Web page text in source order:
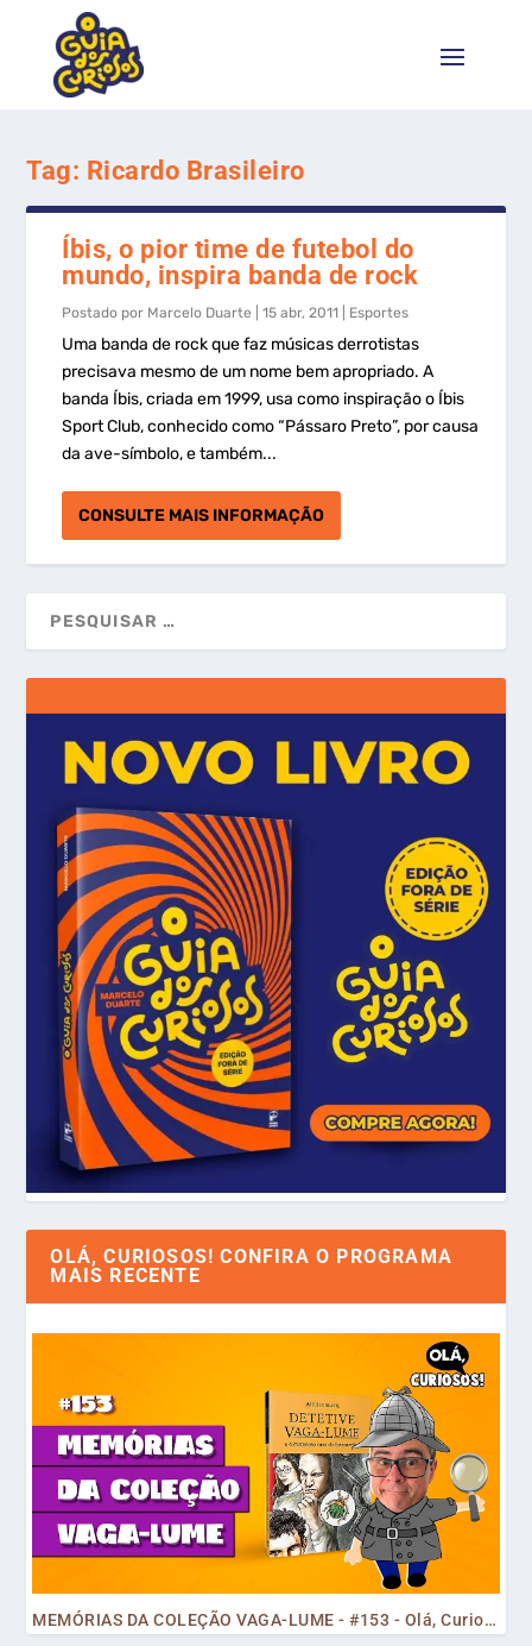
Tag: Ricardo Brasileiro
Íbis, o pior time de futebol do
mundo, inspira banda de rock
Postado por Marcelo Duarte |15 abr, 2011 Esportes
Uma banda de rock que faz músicas derrotistas
precisava mesmo de um nome bem apropriado. A
banda Íbis, criada em 1999, usa como inspiração o Íbis
Sport Club, conhecido como “Pássaro Preto”, por causa
da ave-símbolo, e também...
CONSULTE MAIS INFORMAÇÃO
OLÁ, CURIOSOS! CONFIRA O PROGRAMA
MAIS RECENTE
MEMÓRIAS DA COLEÇÃO VAGA-LUME - #153 - Olá, Curiosos! 2023